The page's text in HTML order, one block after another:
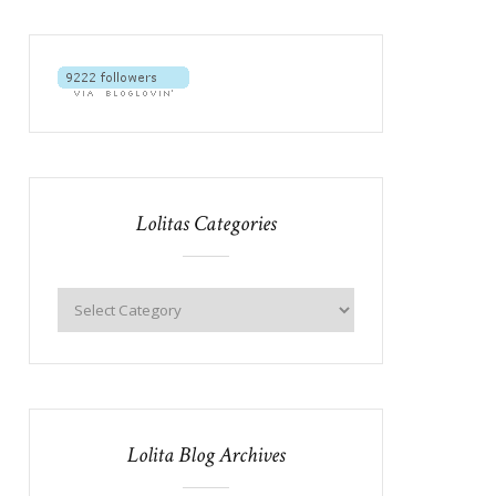
Lolitas Categories
Lolita Blog Archives